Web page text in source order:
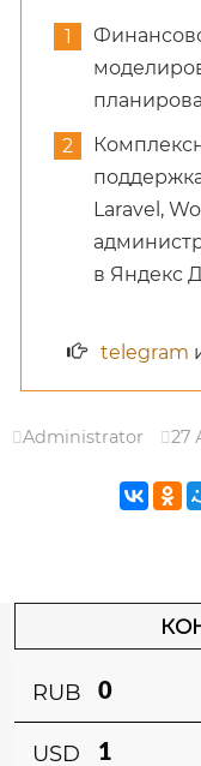
Laravel,
в Яндекс
telegram
Administrator 27
RUB
USD